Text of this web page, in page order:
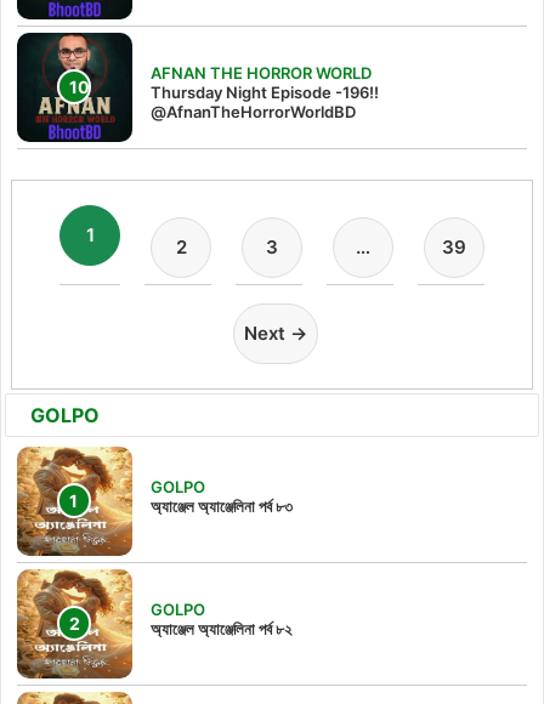
AFNAN THE HORROR WORLD
Thursday Night Episode -196!!
@AfnanTheHorrorWorldBD
1
2 3 … 39
Next →
GOLPO
GOLPO
অ্যাঞ্জেল অ্যাঞ্জেলিনা পর্ব ৮৩
GOLPO
অ্যাঞ্জেল অ্যাঞ্জেলিনা পর্ব ৮২